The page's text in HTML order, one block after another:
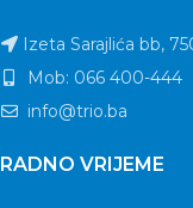
Izeta Sarajlića bb,
Mob: 066 400-444
info@trio.ba
RADNO VRIJEME